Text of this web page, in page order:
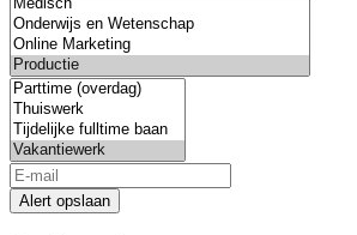
Alert opslaan